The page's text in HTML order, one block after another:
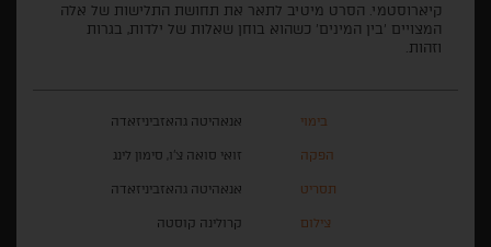
קיארוסטמי. הסרט מיטיב לתאר את תחושת התלישות של אלה
המצויים 'בין המינים' כשהוא בוחן שאלות של ילדות, בגרות
וזהות.
בימוי אנאהיטה גהאזביניזאדה
הפקה זואי סואה צ'ו, סימון לינג
תסריט אנאהיטה גהאזביניזאדה
צילום קרולינה קוסטה